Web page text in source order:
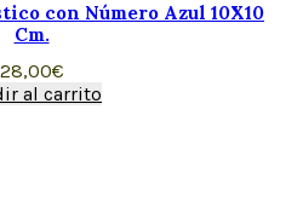
con Número Azul 10X10
Cm.
28,00€
al carrito